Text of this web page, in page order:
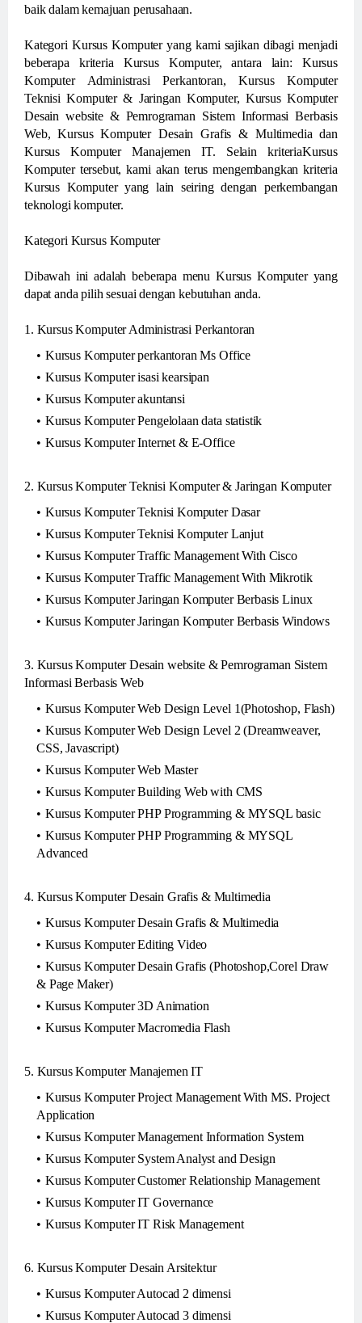
baik dalam kemajuan perusahaan.
Kategori Kursus Komputer yang kami sajikan dibagi menjadi
beberapa kriteria Kursus Komputer, antara lain: Kursus
Komputer Administrasi Perkantoran, Kursus Komputer
Teknisi Komputer & Jaringan Komputer, Kursus Komputer
Desain website & Pemrograman Sistem Informasi Berbasis
Web, Kursus Komputer Desain Grafis & Multimedia dan
Kursus Komputer Manajemen IT. Selain kriteriaKursus
Komputer tersebut, kami akan terus mengembangkan kriteria
Kursus Komputer yang lain seiring dengan perkembangan
teknologi komputer.
Kategori Kursus Komputer
Dibawah ini adalah beberapa menu Kursus Komputer yang
dapat anda pilih sesuai dengan kebutuhan anda.
1. Kursus Komputer Administrasi Perkantoran
Kursus Komputer perkantoran Ms Office
Kursus Komputer isasi kearsipan
Kursus Komputer akuntansi
Kursus Komputer Pengelolaan data statistik
Kursus Komputer Internet & E-Office
2. Kursus Komputer Teknisi Komputer & Jaringan Komputer
Kursus Komputer Teknisi Komputer Dasar
Kursus Komputer Teknisi Komputer Lanjut
Kursus Komputer Traffic Management With Cisco
Kursus Komputer Traffic Management With Mikrotik
Kursus Komputer Jaringan Komputer Berbasis Linux
Kursus Komputer Jaringan Komputer Berbasis Windows
3. Kursus Komputer Desain website & Pemrograman Sistem
Informasi Berbasis Web
Kursus Komputer Web Design Level 1(Photoshop, Flash)
Kursus Komputer Web Design Level 2 (Dreamweaver,
CSS, Javascript)
Kursus Komputer Web Master
Kursus Komputer Building Web with CMS
Kursus Komputer PHP Programming & MYSQL basic
Kursus Komputer PHP Programming & MYSQL
Advanced
4. Kursus Komputer Desain Grafis & Multimedia
Kursus Komputer Desain Grafis & Multimedia
Kursus Komputer Editing Video
Kursus Komputer Desain Grafis (Photoshop,Corel Draw
& Page Maker)
Kursus Komputer 3D Animation
Kursus Komputer Macromedia Flash
5. Kursus Komputer Manajemen IT
Kursus Komputer Project Management With MS. Project
Application
Kursus Komputer Management Information System
Kursus Komputer System Analyst and Design
Kursus Komputer Customer Relationship Management
Kursus Komputer IT Governance
Kursus Komputer IT Risk Management
6. Kursus Komputer Desain Arsitektur
Kursus Komputer Autocad 2 dimensi
Kursus Komputer Autocad 3 dimensi